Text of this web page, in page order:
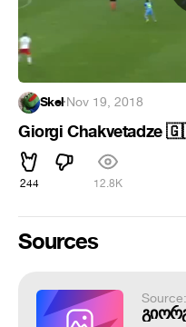
Skel·Nov 19, 2018
Giorgi Chakvetadze
244 12.8K
Sources